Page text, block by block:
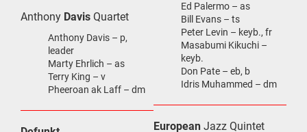
Anthony Davis Quartet
Anthony Davis – p,
leader
Marty Ehrlich – as
Terry King – v
Pheeroan ak Laff – dm
Ed Palermo – as
Bill Evans – ts
Peter Levin – keyb., fr
Masabumi Kikuchi –
keyb.
Don Pate – eb, b
Idris Muhammed – dm
European Jazz Quintet